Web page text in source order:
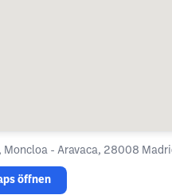
Moncloa - Aravaca, 28008
öffnen